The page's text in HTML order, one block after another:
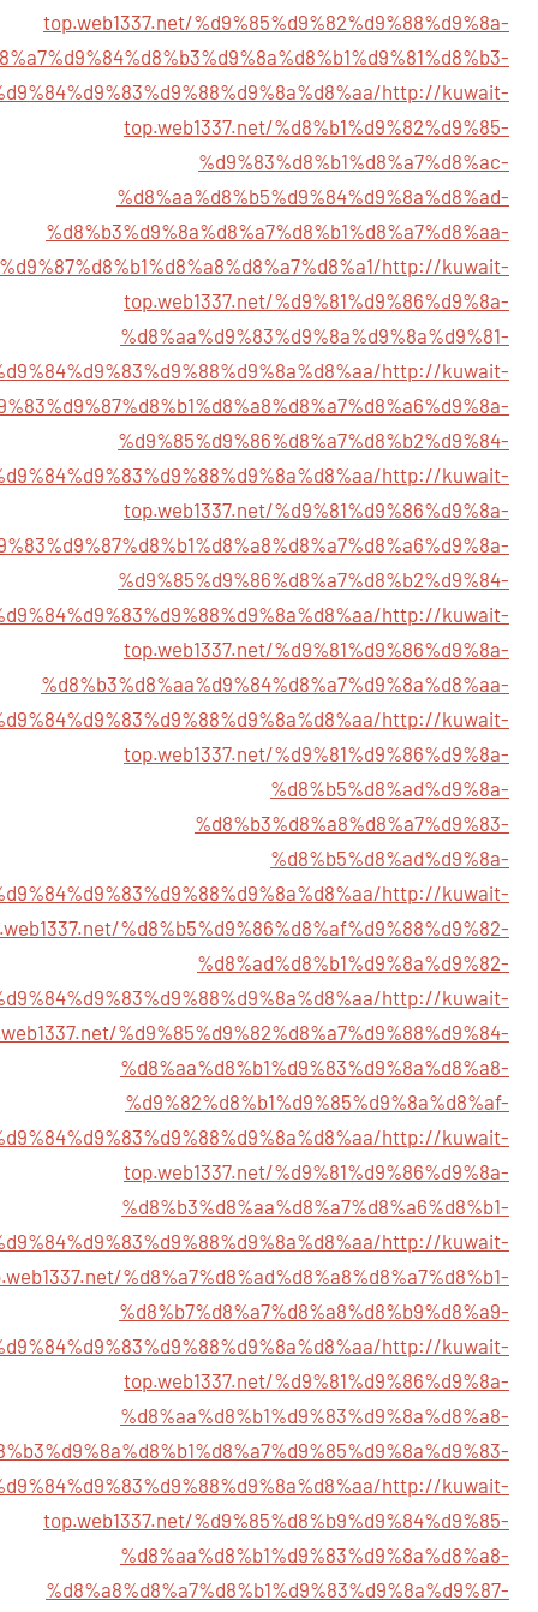
top.web1337.net/%d9%85%d9%82%d9%88%d9%8a-
http://kuwait-
top.web1337.net/%d8%b1%d9%82%d9%85-
%d9%83%d8%b1%d8%a7%d8%ac-
%d8%aa%d8%b5%d9%84%d9%8a%d8%ad-
%d8%b3%d9%8a%d8%a7%d8%b1%d8%a7%d8%aa-
http://kuwait-
top.web1337.net/%d9%81%d9%86%d9%8a-
%d8%aa%d9%83%d9%8a%d9%8a%d9%81-
http://kuwait-
%d9%85%d9%86%d8%a7%d8%b2%d9%84-
http://kuwait-
top.web1337.net/%d9%81%d9%86%d9%8a-
%d9%85%d9%86%d8%a7%d8%b2%d9%84-
http://kuwait-
top.web1337.net/%d9%81%d9%86%d9%8a-
%d8%b3%d8%aa%d9%84%d8%a7%d9%8a%d8%aa-
http://kuwait-
top.web1337.net/%d9%81%d9%86%d9%8a-
%d8%b5%d8%ad%d9%8a-
%d8%b3%d8%a8%d8%a7%d9%83-
%d8%b5%d8%ad%d9%8a-
http://kuwait-
%d8%b5%d9%86%d8%af%d9%88%d9%82-
%d8%ad%d8%b1%d9%8a%d9%82-
http://kuwait-
%d9%85%d9%82%d8%a7%d9%88%d9%84-
%d8%aa%d8%b1%d9%83%d9%8a%d8%a8-
%d9%82%d8%b1%d9%85%d9%8a%d8%af-
http://kuwait-
top.web1337.net/%d9%81%d9%86%d9%8a-
%d8%b3%d8%aa%d8%a7%d8%a6%d8%b1-
http://kuwait-
%d8%a7%d8%ad%d8%a8%d8%a7%d8%b1-
%d8%b7%d8%a7%d8%a8%d8%b9%d8%a9-
http://kuwait-
top.web1337.net/%d9%81%d9%86%d9%8a-
%d8%aa%d8%b1%d9%83%d9%8a%d8%a8-
http://kuwait-
top.web1337.net/%d9%85%d8%b9%d9%84%d9%85-
%d8%aa%d8%b1%d9%83%d9%8a%d8%a8-
%d8%a8%d8%a7%d8%b1%d9%83%d9%8a%d9%87-